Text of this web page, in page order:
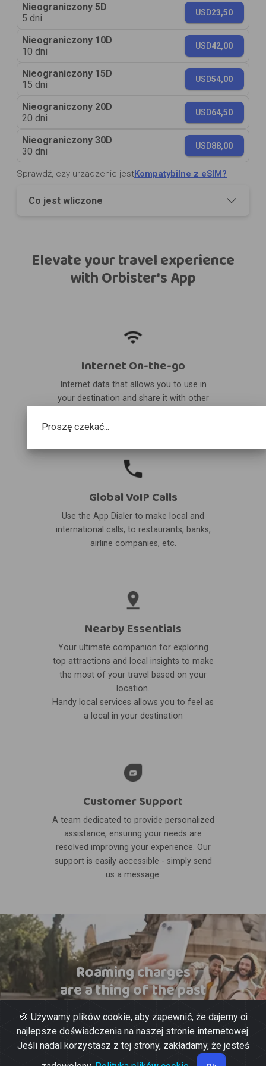
Proszę czekać...
Nieograniczony 5D
5 dni
USD23,50
Nieograniczony 10D
10 dni
USD42,00
Nieograniczony 15D
15 dni
USD54,00
Nieograniczony 20D
20 dni
USD64,50
Nieograniczony 30D
30 dni
USD88,00
Sprawdź, czy urządzenie jestKompatybilne z eSIM?
Co jest wliczone
Elevate your travel experience
with Orbister's App
Internet On-the-go
Internet data that allows you to use in
your destination and share it with other
Global VoIP Calls
Use the App Dialer to make local and
international calls, to restaurants, banks,
airline companies, etc.
Nearby Essentials
Your ultimate companion for exploring
top attractions and local insights to make
the most of your travel based on your
location.
Handy local services allows you to feel as
a local in your destination
Customer Support
A team dedicated to provide personalized
assistance, ensuring your needs are
resolved improving your experience. Our
support is easily accessible - simply send
us a message.
Roaming charges
are a thing of the past
🍪 Używamy plików cookie, aby zapewnić, że dajemy ci
najlepsze doświadczenia na naszej stronie internetowej.
Jeśli nadal korzystasz z tej strony, zakładamy, że jesteś